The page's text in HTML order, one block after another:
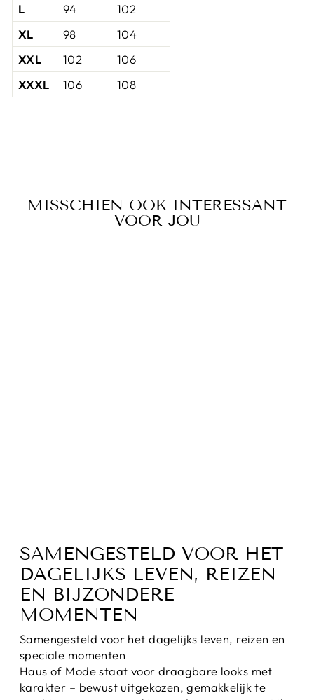
L
94
102
XL
98
104
XXL
102
106
XXXL
106 108
MISSCHIEN OOK INTERESSANT
VOOR JOU
SAMENGESTELD VOOR HET
DAGELIJKS LEVEN, REIZEN
EN BIJZONDERE
MOMENTEN
Samengesteld voor het dagelijks leven, reizen en
speciale momenten
Haus of Mode staat voor draagbare looks met
karakter – bewust uitgekozen, gemakkelijk te